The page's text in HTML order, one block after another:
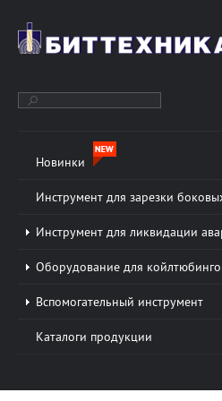
ОБОРУДОВАНИЕ ДЛЯ ЗАРЕЗКИ
КОЙЛТЮБИНГОВЫХ УСТАНОВОК.
динамично развивается по
Новинки
Инструмент для зарезки
Инструмент для ликвидации
Оборудование для
Вспомогательный инструмент
Каталоги продукции